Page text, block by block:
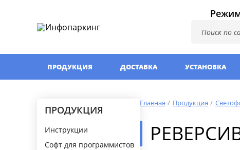
ПРОДУКЦИЯ ДОСТАВКА УСТАНОВКА
ПРОДУКЦИЯ
Инструкции
Софт для программистов
Главная Продукция